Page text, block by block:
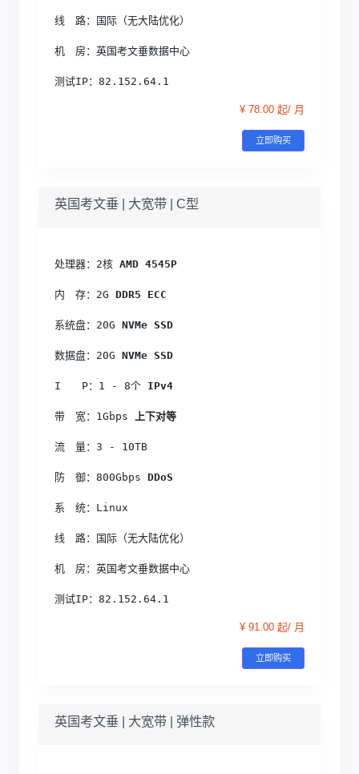
线　路：国际（无大陆优化）
机　房：英国考文垂数据中心
测试IP：82.152.64.1
¥ 78.00 起/ 月
立即购买
英国考文垂 | 大宽带 | C型
处理器：2核 AMD 4545P
内　存：2G DDR5 ECC
系统盘：20G NVMe SSD
数据盘：20G NVMe SSD
I　　P：1 - 8个 IPv4
带　宽：1Gbps 上下对等
流　量：3 - 10TB
防　御：800Gbps DDoS
系　统：Linux
线　路：国际（无大陆优化）
机　房：英国考文垂数据中心
测试IP：82.152.64.1
¥ 91.00 起/ 月
立即购买
英国考文垂 | 大宽带 | 弹性款